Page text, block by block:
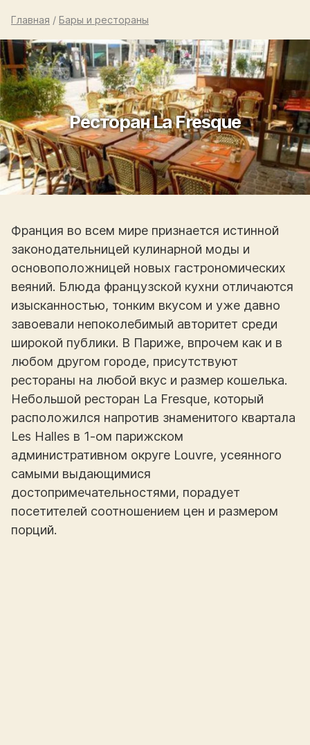
Главная / Бары и рестораны
Ресторан La Fresque
Франция во всем мире признается истинной
законодательницей кулинарной моды и
основоположницей новых гастрономических
веяний. Блюда французской кухни отличаются
изысканностью, тонким вкусом и уже давно
завоевали непоколебимый авторитет среди
широкой публики. В Париже, впрочем как и в
любом другом городе, присутствуют
рестораны на любой вкус и размер кошелька.
Небольшой ресторан La Fresque, который
расположился напротив знаменитого квартала
Les Halles в 1-ом парижском
административном округе Louvre, усеянного
самыми выдающимися
достопримечательностями, порадует
посетителей соотношением цен и размером
порций.